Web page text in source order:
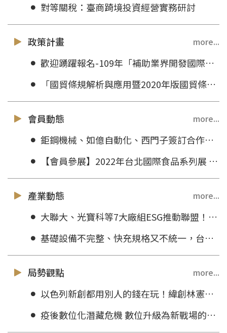
對等關稅：臺商踦境投資經營實務研討
政策計畫 more...
歡迎踴躍報名-109年「補助業界開發國際市場計畫」計畫說明會
「國貿條規解析與應用暨2020年版國貿條規之新趨勢」說明會 (10/29台南場)
會員動態 more...
鉅鋼機械、如億自動化、西門子簽訂合作備忘錄 開發製鞋工業 4.0應用
【會員參展】2022年台北國際食品系列展 6.22(三)~25(六)
產業動態 more...
大聯大、光寶科等7大廠組ESG推動聯盟！農林漁牧門外漢們怎麼協助產業因應氣候變遷？
基礎設備不完整、快充規格又不統一，台灣電動車滿街跑有可能嗎？
局勢觀點 more...
以色列新創都用別人的錢在玩！緯創林憲銘：台灣環境給創新者壓力太大
疫後數位化潛藏危機 數位升級為新戰場的入場券